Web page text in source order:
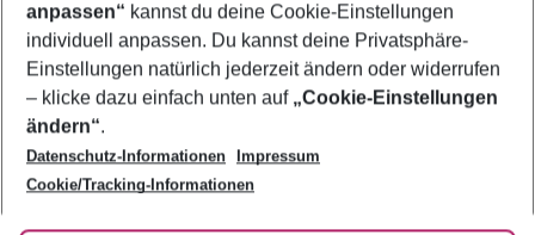
Footer
Footer navigation
Über uns
AGB
Bestpreisgarantie
Cookie-Einstellungen ändern
Cookie-Richtlinie
Agenturbetreuung
Barrierefreies Reisen
Folge uns
anpassen“ kannst du deine Cookie-Einstellungen
individuell anpassen. Du kannst deine Privatsphäre-
Einstellungen natürlich jederzeit ändern oder widerrufen
– klicke dazu einfach unten auf „Cookie-Einstellungen
ändern“.
Datenschutz-Informationen
Impressum
Cookie/Tracking-Informationen